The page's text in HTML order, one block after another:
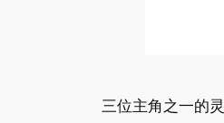
三位主角之一的